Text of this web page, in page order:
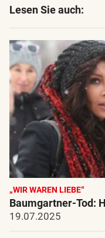
Lesen Sie auch:
„WIR WAREN LIEBE“
Baumgartner-Tod:
19.07.2025